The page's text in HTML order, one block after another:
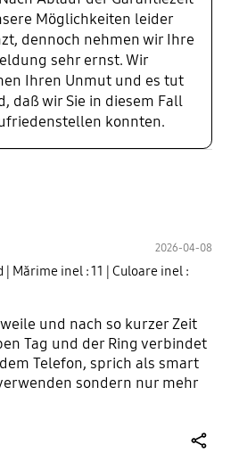
Möglichkeiten leider
dennoch nehmen wir Ihre
sehr ernst. Wir
Ihren Unmut und es tut
daß wir Sie in diesem Fall
konnten.
2026-04-08
| Mărime inel : 11
| Culoare inel :
und nach so kurzer Zeit
Tag und der Ring verbindet
Telefon, sprich als smart
sondern nur mehr